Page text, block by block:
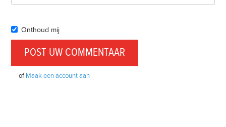
Onthoud mij
of Maak een account aan